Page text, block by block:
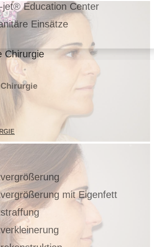
jet® Education Center
Einsätze
Chirurgie
mit Eigenfett